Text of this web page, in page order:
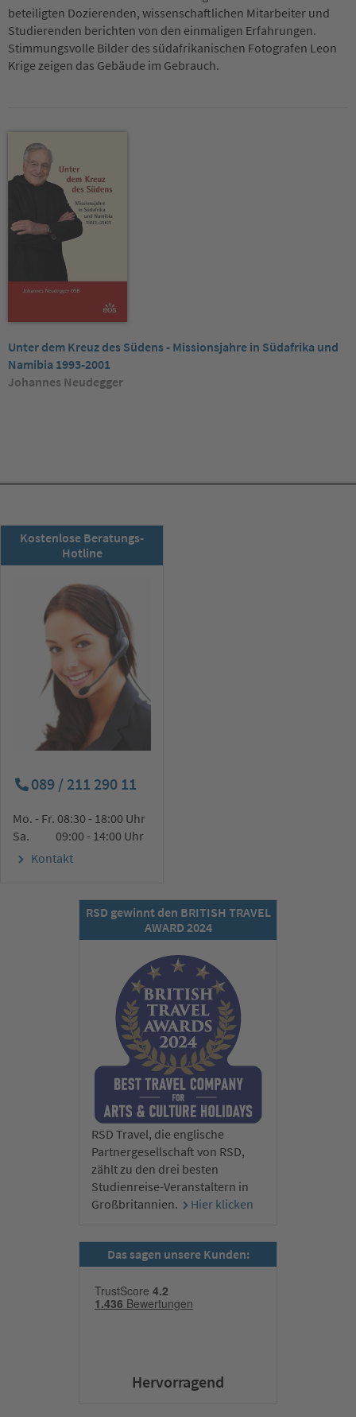
beteiligten Dozierenden, wissenschaftlichen Mitarbeiter und
Studierenden berichten von den einmaligen Erfahrungen.
Stimmungsvolle Bilder des südafrikanischen Fotografen Leon
Krige zeigen das Gebäude im Gebrauch.
Unter dem Kreuz des Südens - Missionsjahre in Südafrika und
Namibia 1993-2001
Johannes Neudegger
Kostenlose Beratungs-
Hotline
089 / 211 290 11
Mo. - Fr. 08:30 - 18:00 Uhr
Sa. 09:00 - 14:00 Uhr
Kontakt
RSD gewinnt den BRITISH TRAVEL
AWARD 2024
RSD Travel, die englische
Partnergesellschaft von RSD,
zählt zu den drei besten
Studienreise-Veranstaltern in
Großbritannien.
Hier klicken
Das sagen unsere Kunden:
Hervorragend